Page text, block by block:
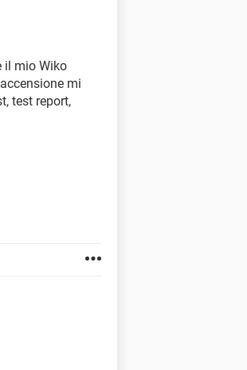
il mio Wiko
mi
test report,